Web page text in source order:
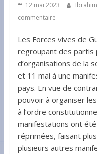
12 mai 2023
commentaire
Les Forces vives de
regroupant des partis
d’organisations de la
et 11 mai à une
pays. En vue de
pouvoir à organiser
à l’ordre
manifestations ont
réprimées, faisant
plusieurs autres